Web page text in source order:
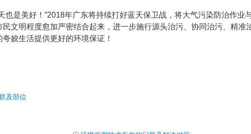
也是美好！”2018年广东将持续打好蓝天保卫战，将大气污染防治作业
文明程度愈加严密结合起来，进一步施行源头治污、协同治污、精准
姣生活提供更好的环境保证！
及部位